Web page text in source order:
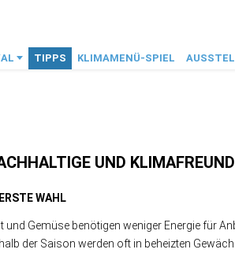
TIPPS KLIMAMENÜ-SPIEL
UND
WAHL
und Gemüse benötigen weniger Energie für
der Saison werden oft in beheizten